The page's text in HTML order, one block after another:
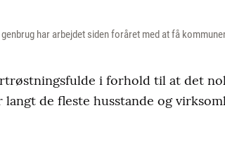
har arbejdet siden foråret med at få
i forhold til at det
de fleste husstande og